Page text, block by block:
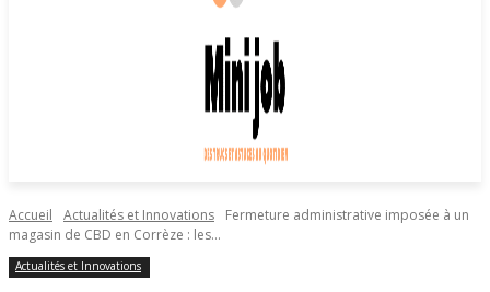
Accueil Actualités et Innovations
Fermeture administrative imposée à un
magasin de CBD en Corrèze : les...
Actualités et Innovations